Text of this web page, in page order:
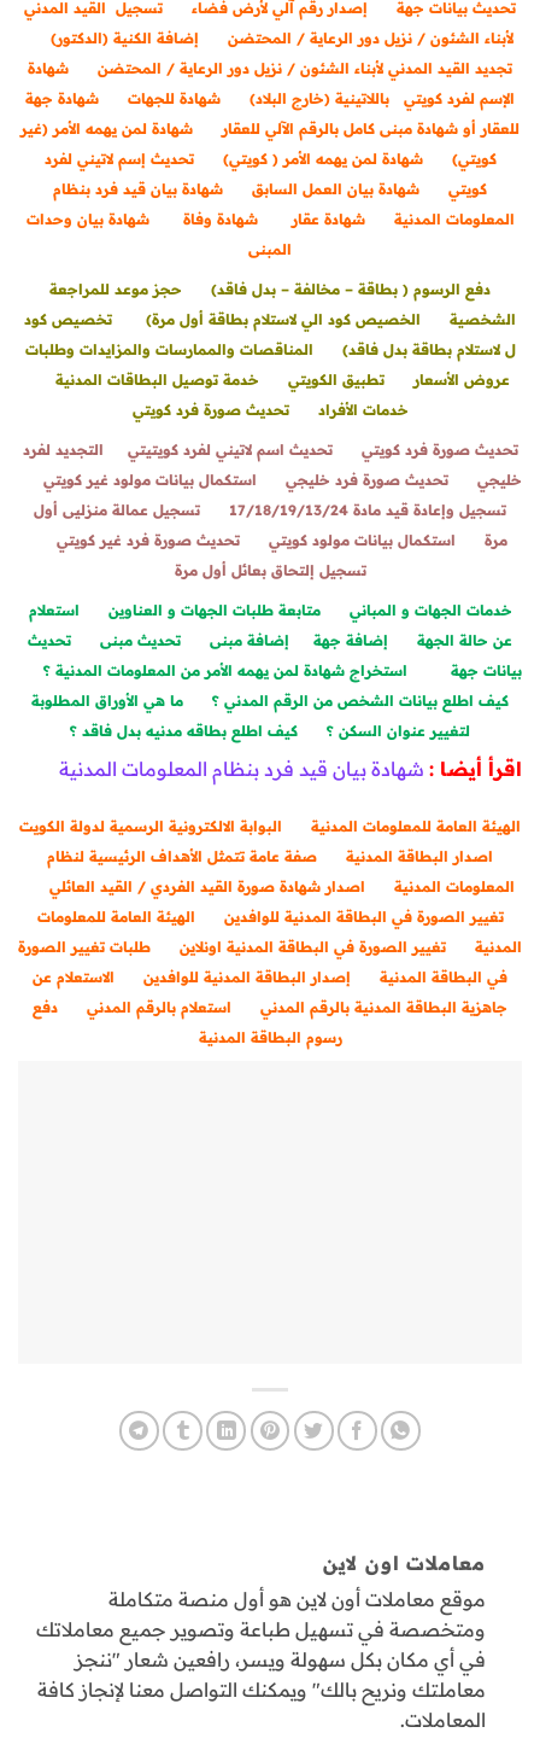
تحديث بيانات جهة إصدار رقم آلي لأرض فضاء
تسجيل القيد المدني
لأبناء الشئون / نزيل دور الرعاية / المحتضن
إضافة الكنية (الدكتور)
تجديد القيد المدني لأبناء الشئون / نزيل دور الرعاية / المحتضن
شهادة
الإسم لفرد كويتي باللاتينية (خارج البلاد)
شهادة للجهات
شهادة جهة
للعقار أو شهادة مبنى كامل بالرقم الآلي للعقار
شهادة لمن يهمه الأمر (غير
كويتي)
شهادة لمن يهمه الأمر ( كويتي)
تحديث إسم لاتيني لفرد
كويتي
شهادة بيان العمل السابق
شهادة بيان قيد فرد بنظام
المعلومات المدنية
شهادة عقار شهادة وفاة
شهادة بيان وحدات
المبنى
دفع الرسوم ( بطاقة – مخالفة – بدل فاقد)
حجز موعد للمراجعة
الشخصية
الخصيص كود الي لاستلام بطاقة أول مرة)
تخصيص كود
ل لاستلام بطاقة بدل فاقد)
المناقصات والممارسات والمزايدات وطلبات
عروض الأسعار
تطبيق الكويتي
خدمة توصيل البطاقات المدنية
خدمات الأفراد
تحديث صورة فرد كويتي
تحديث صورة فرد كويتي تحديث اسم لاتيني لفرد كويتيتي التجديد لفرد
خليجي
تحديث صورة فرد خليجي
استكمال بيانات مولود غير كويتي
تسجيل وإعادة قيد مادة 17/18/19/13/24
تسجيل عمالة منزليى أول
مرة
استكمال بيانات مولود كويتي
تحديث صورة فرد غير كويتي
تسجيل إلتحاق بعائل أول مرة
خدمات الجهات و المباني متابعة طلبات الجهات و العناوين
استعلام
عن حالة الجهة
إضافة جهة إضافة مبنى تحديث مبنى
تحديث
بيانات جهة
استخراج شهادة لمن يهمه الأمر من المعلومات المدنية ؟
كيف اطلع بيانات الشخص من الرقم المدني ؟
ما هي الأوراق المطلوبة
لتغيير عنوان السكن ؟
كيف اطلع بطاقه مدنيه بدل فاقد ؟
اقرأ أيضا : شهادة بيان قيد فرد بنظام المعلومات المدنية
الهيئة العامة للمعلومات المدنية
البوابة الالكترونية الرسمية لدولة الكويت
اصدار البطاقة المدنية
صفة عامة تتمثل الأهداف الرئيسية لنظام
المعلومات المدنية
اصدار شهادة صورة القيد الفردي / القيد العائلي
تغيير الصورة في البطاقة المدنية للوافدين
الهيئة العامة للمعلومات
المدنية
تغيير الصورة في البطاقة المدنية اونلاين
طلبات تغيير الصورة
في البطاقة المدنية
إصدار البطاقة المدنية للوافدين
الاستعلام عن
جاهزية البطاقة المدنية بالرقم المدني
استعلام بالرقم المدني
دفع
رسوم البطاقة المدنية
معاملات اون لاين
موقع معاملات أون لاين هو أول منصة متكاملة
ومتخصصة في تسهيل طباعة وتصوير جميع معاملاتك
في أي مكان بكل سهولة ويسر، رافعين شعار "ننجز
معاملتك ونريح بالك" ويمكنك التواصل معنا لإنجاز كافة
المعاملات.